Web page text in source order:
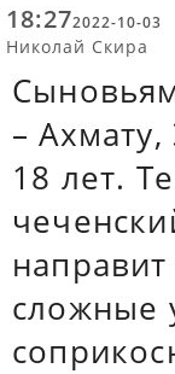
18:272022-10-03
Николай Скира
–
18 лет.
сложные